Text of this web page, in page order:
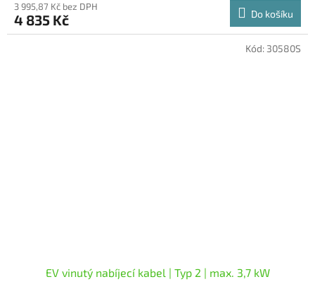
3 995,87 Kč bez DPH
4 835 Kč Do košíku
EV vinutý nabíjecí kabel | Typ 2 | max. 3,7 kW
Kód: 30580S